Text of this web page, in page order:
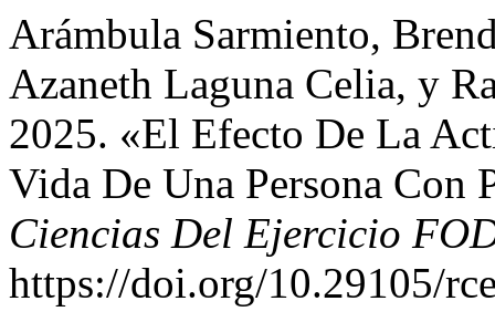
Arámbula Sarmiento,
Azaneth Laguna Celia, y
2025. «El Efecto De La
Vida De Una Persona Con
Ciencias Del Ejercicio
https://doi.org/10.29105/